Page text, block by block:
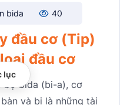
lục
bida 40
đầu cơ (Tip)
đầu cơ
bộ bida (bi-a), cơ
và bi là những tài